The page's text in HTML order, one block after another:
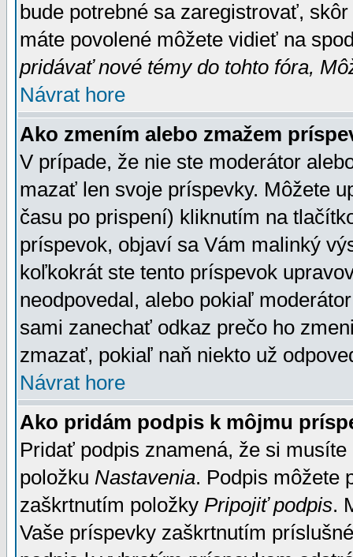
bude potrebné sa zaregistrovať,
máte povolené môžete vidieť na
pridávať nové témy do tohto fóra,
Návrat hore
Ako zmením alebo zmažem
V prípade, že nie ste moderátor
mazať len svoje príspevky. Môžete
času po prispení) kliknutím na
príspevok, objaví sa Vám malinký
koľkokrát ste tento príspevok
neodpovedal, alebo pokiaľ
sami zanechať odkaz prečo ho
zmazať, pokiaľ naň niekto už
Návrat hore
Ako pridám podpis k môjmu
Pridať podpis znamená, že si
položku Nastavenia. Podpis môžete
zaškrtnutím položky Pripojiť podpis.
Vaše príspevky zaškrtnutím